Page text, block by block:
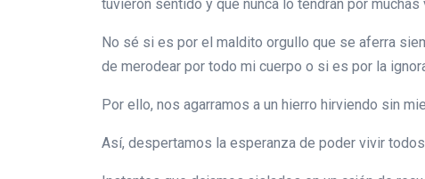
tuvieron sentido y que nunca lo tendrán por
No sé si es por el maldito orgullo que se aferra
de merodear por todo mi cuerpo o si es por la
Por ello, nos agarramos a un hierro hirviendo sin
Así, despertamos la esperanza de poder vivir